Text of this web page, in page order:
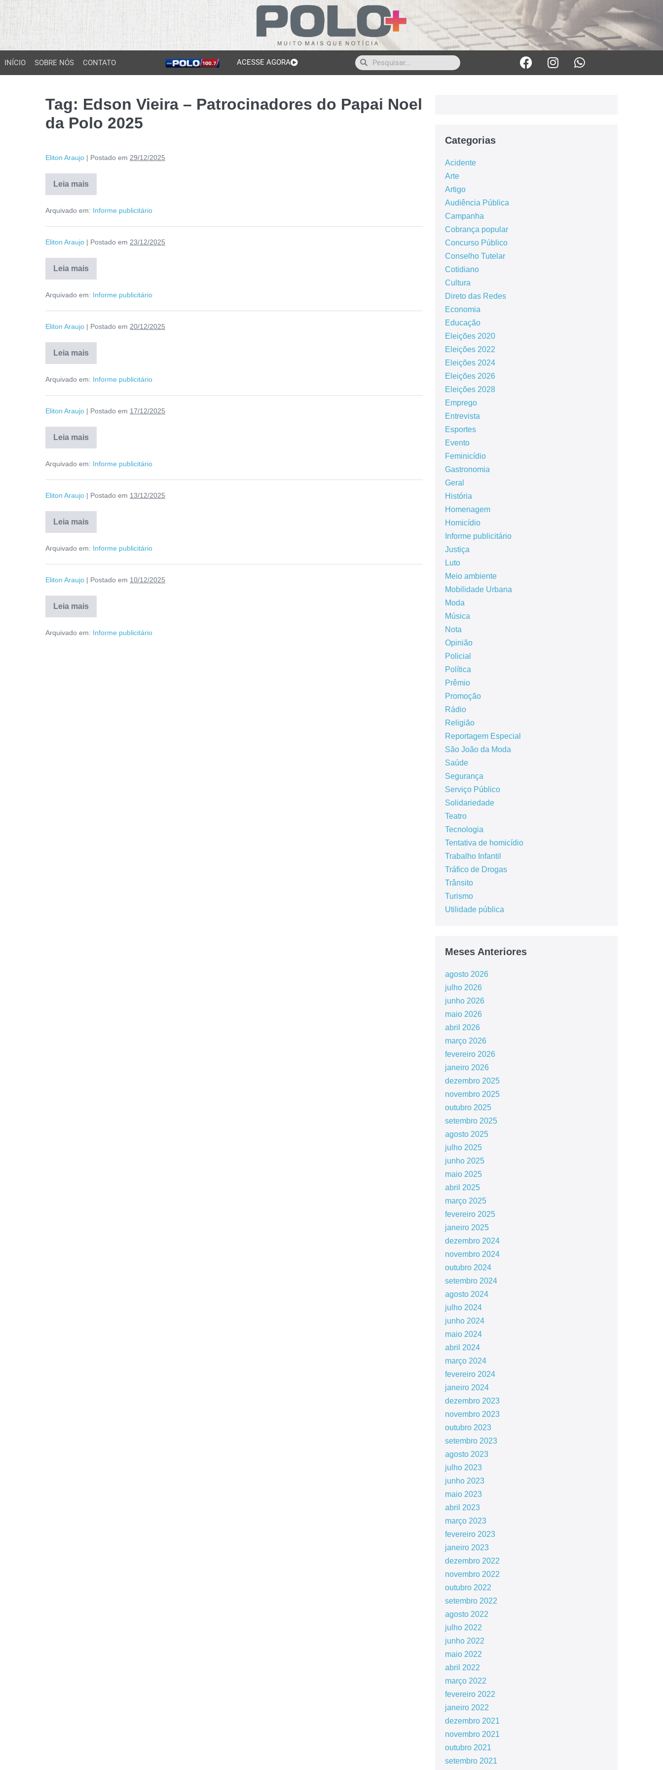
INÍCIO SOBRE NÓS CONTATO ACESSE AGORA
Tag: Edson Vieira – Patrocinadores do Papai Noel
da Polo 2025
Eliton Araujo | Postado em 29/12/2025
Leia mais
Arquivado em: Informe publicitário
Eliton Araujo | Postado em 23/12/2025
Leia mais
Arquivado em: Informe publicitário
Eliton Araujo | Postado em 20/12/2025
Leia mais
Arquivado em: Informe publicitário
Eliton Araujo | Postado em 17/12/2025
Leia mais
Arquivado em: Informe publicitário
Eliton Araujo | Postado em 13/12/2025
Leia mais
Arquivado em: Informe publicitário
Eliton Araujo | Postado em 10/12/2025
Leia mais
Arquivado em: Informe publicitário
Categorias
Acidente
Arte
Artigo
Audiência Pública
Campanha
Cobrança popular
Concurso Público
Conselho Tutelar
Cotidiano
Cultura
Direto das Redes
Economia
Educação
Eleições 2020
Eleições 2022
Eleições 2024
Eleições 2026
Eleições 2028
Emprego
Entrevista
Esportes
Evento
Feminicídio
Gastronomia
Geral
História
Homenagem
Homicídio
Informe publicitário
Justiça
Luto
Meio ambiente
Mobilidade Urbana
Moda
Música
Nota
Opinião
Policial
Política
Prêmio
Promoção
Rádio
Religião
Reportagem Especial
São João da Moda
Saúde
Segurança
Serviço Público
Solidariedade
Teatro
Tecnologia
Tentativa de homicídio
Trabalho Infantil
Tráfico de Drogas
Trânsito
Turismo
Utilidade pública
Meses Anteriores
agosto 2026
julho 2026
junho 2026
maio 2026
abril 2026
março 2026
fevereiro 2026
janeiro 2026
dezembro 2025
novembro 2025
outubro 2025
setembro 2025
agosto 2025
julho 2025
junho 2025
maio 2025
abril 2025
março 2025
fevereiro 2025
janeiro 2025
dezembro 2024
novembro 2024
outubro 2024
setembro 2024
agosto 2024
julho 2024
junho 2024
maio 2024
abril 2024
março 2024
fevereiro 2024
janeiro 2024
dezembro 2023
novembro 2023
outubro 2023
setembro 2023
agosto 2023
julho 2023
junho 2023
maio 2023
abril 2023
março 2023
fevereiro 2023
janeiro 2023
dezembro 2022
novembro 2022
outubro 2022
setembro 2022
agosto 2022
julho 2022
junho 2022
maio 2022
abril 2022
março 2022
fevereiro 2022
janeiro 2022
dezembro 2021
novembro 2021
outubro 2021
setembro 2021